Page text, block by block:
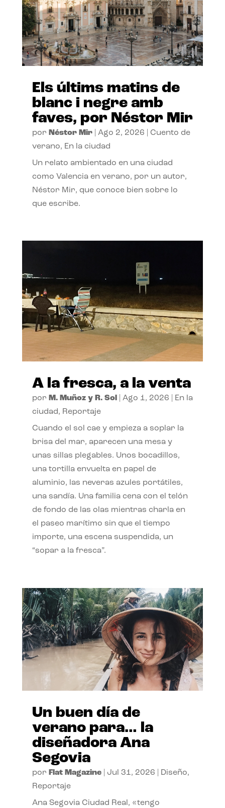
Els últims matins de
blanc i negre amb
faves, por Néstor Mir
por Néstor Mir| Ago 2, 2026
Cuento de
verano, En la ciudad
Un relato ambientado en una ciudad
como Valencia en verano, por un autor,
Néstor Mir, que conoce bien sobre lo
que escribe.
A la fresca, a la venta
por M. Muñoz y R. Sol| Ago 1, 2026
En la
ciudad, Reportaje
Cuando el sol cae y empieza a soplar la
brisa del mar, aparecen una mesa y
unas sillas plegables. Unos bocadillos,
una tortilla envuelta en papel de
aluminio, las neveras azules portátiles,
una sandía. Una familia cena con el telón
de fondo de las olas mientras charla en
el paseo marítimo sin que el tiempo
importe, una escena suspendida, un
“sopar a la fresca”.
Un buen día de
verano para… la
diseñadora Ana
Segovia
por Flat Magazine| Jul 31, 2026 Diseño,
Reportaje
Ana Segovia Ciudad Real, «tengo